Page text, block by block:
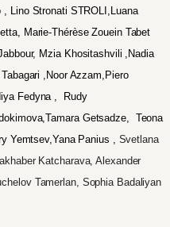
, Lino Stronati STROLI,Luana
Marie-Thérèse Zouein Tabet
Mzia Khositashvili ,Nadia
, Noor Azzam,Piero
Fedyna ,
Rudy
Tamara Getsadze, Teona
Yemtsev,Yana Panius , Svetlana
Katcharava, Alexander
Tamerlan, Sophia Badaliyan